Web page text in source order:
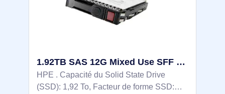
1.92TB SAS 12G Mixed Use SFF SC Value SAS Multi Vendor SSD - P37011-H21
HPE . Capacité du Solid State Drive
(SSD): 1,92 To, Facteur de forme SSD: